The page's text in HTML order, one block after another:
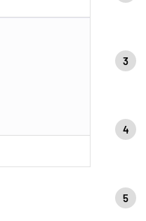
3
4
5